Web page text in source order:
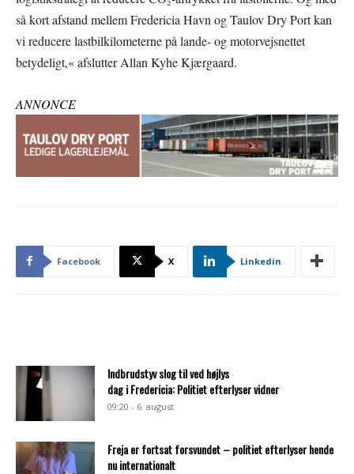
så kort afstand mellem Fredericia Havn og Taulov Dry Port kan
vi reducere lastbilkilometerne på lande- og motorvejsnettet
betydeligt,« afslutter Allan Kyhe Kjærgaard.
ANNONCE
Facebook X Linkedin
Indbrudstyv slog til ved højlys
dag i Fredericia: Politiet efterlyser vidner
09:20 - 6. august
Freja er fortsat forsvundet – politiet efterlyser hende
nu internationalt